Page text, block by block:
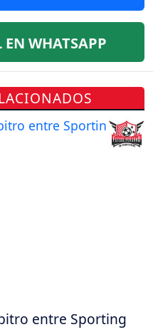
WHATSAPP
entre Sporting